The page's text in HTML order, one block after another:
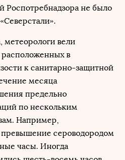
Роспотребнадзора не было
метеорологи вели
в
к санитарно-защитной
месяца
предельно
по нескольким
Например,
превышение сероводородом
часы. Иногда